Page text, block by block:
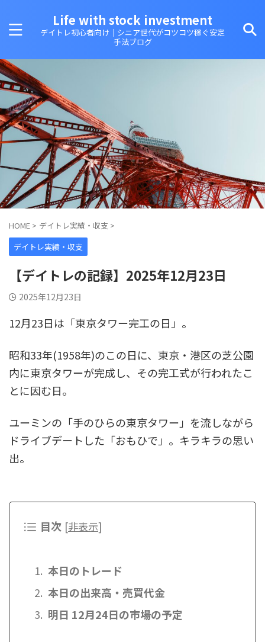
Life with stock investment
デイトレ初心者向け｜シニア世代がコツコツ稼ぐ安定
手法ブログ
HOME > デイトレ実績・収支 >
デイトレ実績・収支
【デイトレの記録】2025年12月23日
2025年12月23日
12月23日は「東京タワー完工の日」。
昭和33年(1958年)のこの日に、東京・港区の芝公園
内に東京タワーが完成し、その完工式が行われたこ
とに因む日。
ユーミンの「手のひらの東京タワー」を流しながら
ドライブデートした「おもひで」。キラキラの思い
出。
目次 [非表示]
本日のトレード
本日の出来高・売買代金
明日 12月24日の市場の予定